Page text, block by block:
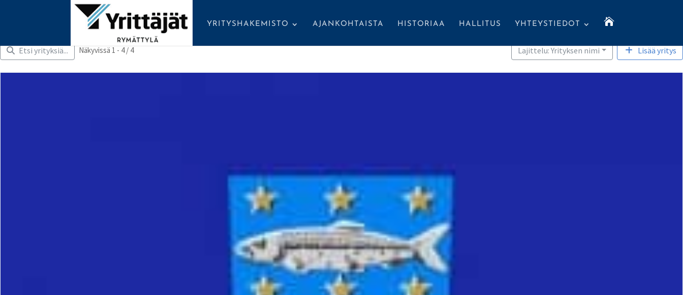
YRITYSHAKEMISTO AJANKOHTAISTA HISTORIAA HALLITUS YHTEYSTIEDOT 
Etsi yrityksiä... Näkyvissä 1 - 4 / 4 Lajittelu: Yrityksen nimi Lisää yritys